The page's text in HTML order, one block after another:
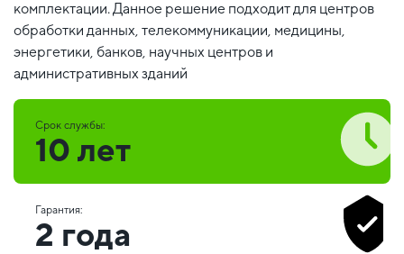
комплектации. Данное решение подходит для центров
обработки данных, телекоммуникации, медицины,
энергетики, банков, научных центров и
административных зданий
Срок службы:
10 лет
Гарантия:
2 года